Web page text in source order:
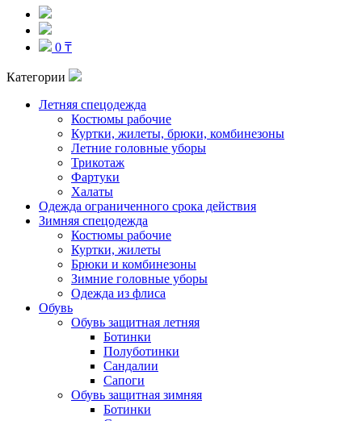
0 ₸
Категории
Летняя спецодежда
Костюмы рабочие
Куртки, жилеты, брюки, комбинезоны
Летние головные уборы
Трикотаж
Фартуки
Халаты
Одежда ограниченного срока действия
Зимняя спецодежда
Костюмы рабочие
Куртки, жилеты
Брюки и комбинезоны
Зимние головные уборы
Одежда из флиса
Обувь
Обувь защитная летняя
Ботинки
Полуботинки
Сандалии
Сапоги
Обувь защитная зимняя
Ботинки